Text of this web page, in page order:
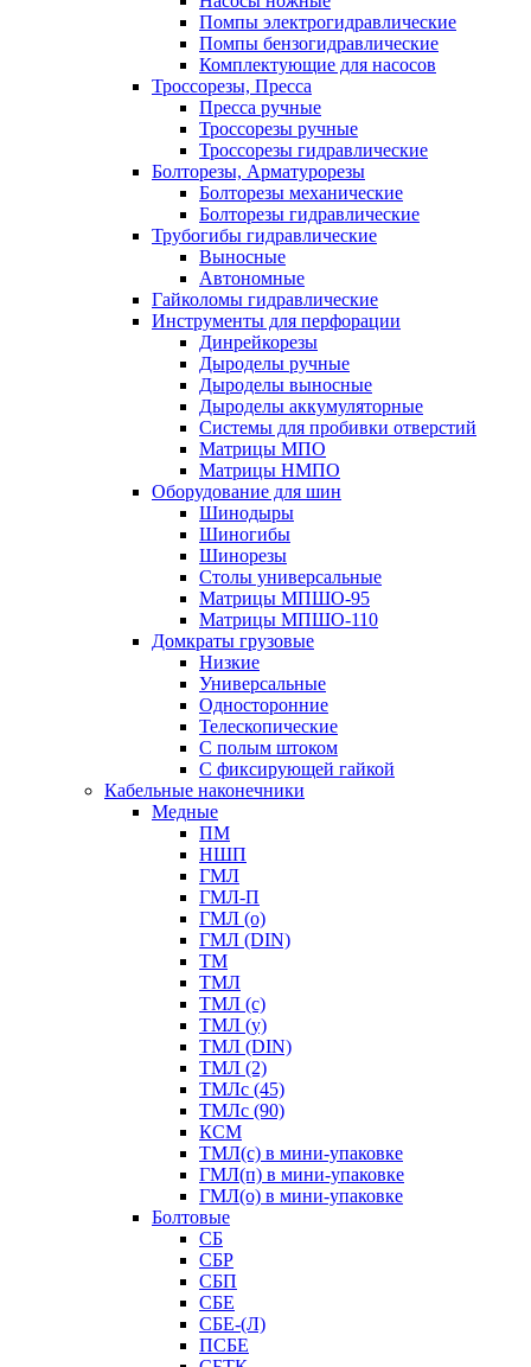
Помпы электрогидравлические
Помпы бензогидравлические
Комплектующие для насосов
Троссорезы, Пресса
Пресса ручные
Троссорезы ручные
Троссорезы гидравлические
Болторезы, Арматурорезы
Болторезы механические
Болторезы гидравлические
Трубогибы гидравлические
Выносные
Автономные
Гайколомы гидравлические
Инструменты для перфорации
Динрейкорезы
Дыроделы ручные
Дыроделы выносные
Дыроделы аккумуляторные
Системы для пробивки отверстий
Матрицы МПО
Матрицы НМПО
Оборудование для шин
Шинодыры
Шиногибы
Шинорезы
Столы универсальные
Матрицы МПШО-95
Матрицы МПШО-110
Домкраты грузовые
Низкие
Универсальные
Односторонние
Телескопические
С полым штоком
С фиксирующей гайкой
Кабельные наконечники
Медные
ПМ
НШП
ГМЛ
ГМЛ-П
ГМЛ (о)
ГМЛ (DIN)
ТМ
ТМЛ
ТМЛ (с)
ТМЛ (у)
ТМЛ (DIN)
ТМЛ (2)
ТМЛс (45)
ТМЛс (90)
КСМ
ТМЛ(с) в мини-упаковке
ГМЛ(п) в мини-упаковке
ГМЛ(о) в мини-упаковке
Болтовые
СБ
СБР
СБП
СБЕ
СБЕ-(Л)
ПСБЕ